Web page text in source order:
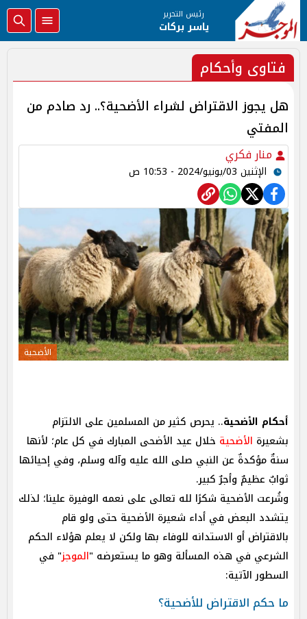
رئيس التحرير
ياسر بركات
فتاوى وأحكام
هل يجوز الاقتراض لشراء الأضحية؟.. رد صادم من
المفتي
منار فكري
الإثنين 03/يونيو/2024 - 10:53 ص
الأضحية
أحكام الأضحية.. يحرص كثير من المسلمين على الالتزام
بشعيرة الأضحية خلال عيد الأضحى المبارك في كل عام؛ لأنها
سنةٌ مؤكدةٌ عن النبي صلى الله عليه وآله وسلم، وفي إحيائها
ثوابٌ عظيمٌ وأجرٌ كبير.
وشُرعت الأضحية شكرًا لله تعالى على نعمه الوفيرة علينا؛ لذلك
يتشدد البعض في أداء شعيرة الأضحية حتى ولو قام
بالاقتراض أو الاستدانه للوفاء بها ولكن لا يعلم هؤلاء الحكم
الشرعي في هذه المسألة وهو ما يستعرضه "الموجز" في
السطور الآتية:
ما حكم الاقتراض للأضحية؟